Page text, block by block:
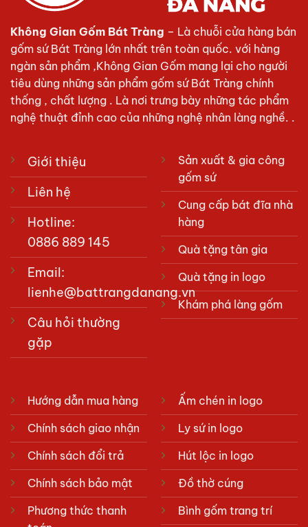
Không Gian Gốm Bát Tràng – Là chuỗi cửa hàng bán
gốm sứ Bát Tràng lớn nhất trên toàn quốc. với hàng
ngàn sản phẩm ,Không Gian Gốm mang lại cho người
tiêu dùng những sản phẩm gốm sứ Bát Tràng chính
thống , chất lượng . Là nơi trưng bày những tác phẩm
nghệ thuật đỉnh cao của những nghệ nhân làng nghề. .
Giới thiệu
Liên hệ
Hotline:
0886 889 145
Email:
lienhe@battrangdanang.vn
Câu hỏi thường
gặp
Sản xuất & gia công
gốm sứ
Cung cấp bát đĩa nhà
hàng
Quà tặng tân gia
Quà tặng in logo
Khám phá làng gốm
Hướng dẫn mua hàng
Chính sách giao nhận
Chính sách đổi trả
Chính sách bảo mật
Phương thức thanh
Ấm chén in logo
Ly sứ in logo
Hút lộc in logo
Đồ thờ cúng
Bình gốm trang trí